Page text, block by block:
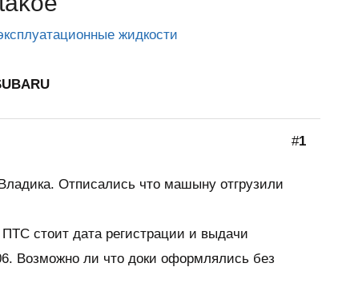
жидкости
#1
Отписались что машыну отгрузили
стоит дата регистрации и выдачи
Возможно ли что доки оформлялись без